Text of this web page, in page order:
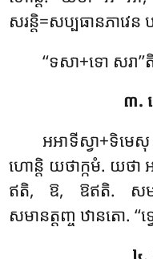
សរន្តិ=សប្បធានភាវេន ប
‘‘ទសា+ទោ សរា’’
៣. ទ្
អអាទីស្វា+ទិម
ហោន្តិ យថាក្កមំ. យថ
ឥតិ, ឱ, ឱឥតិ. សម
សមានត្តញ្ច ឋានតោ. ‘‘ទ្វ